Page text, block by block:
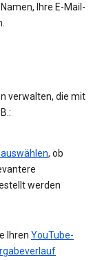
Ihre E-Mail-
verwalten, die mit
, ob
werden
Ihren YouTube-